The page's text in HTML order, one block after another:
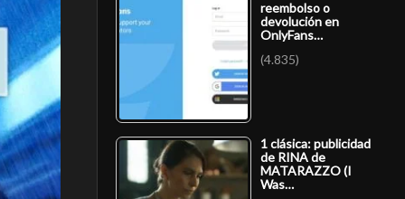
reembolso o
devolución en
OnlyFans…
(4.835)
1 clásica: publicidad
de RINA de
MATARAZZO (I
Was…